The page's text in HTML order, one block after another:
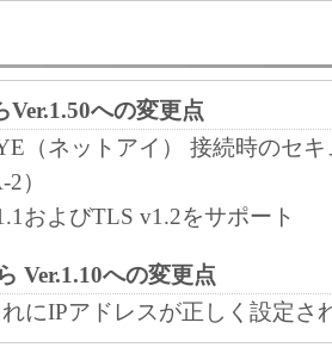
ネット内のユーザ（以下「指
本契約の条件の下で、「許諾
ことができます。その場合、
ユーザ」を本契約の条件に従わ
の責任を負っていただくものと
者に「本ソフトウエア」を使
はできません。
Ver.1.50への変更点
（ネットアイ） 接続時のセ
2）
およびTLS v1.2をサポート
Ver.1.10への変更点
にIPアドレスが正しく設定さ